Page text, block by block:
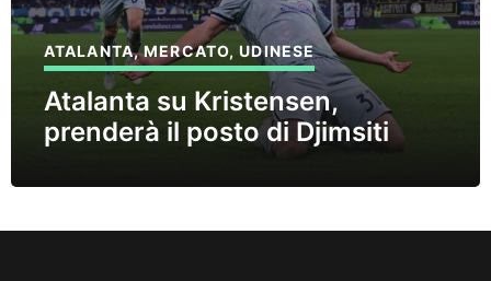
ATALANTA,MERCATO,UDINESE
Atalanta su Kristensen,
prenderà il posto di Djimsiti